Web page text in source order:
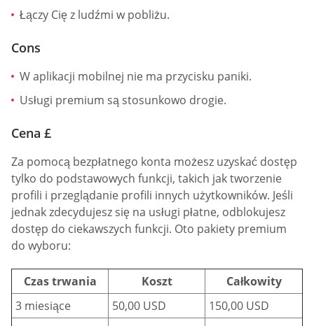
Łączy Cię z ludźmi w pobliżu.
Cons
W aplikacji mobilnej nie ma przycisku paniki.
Usługi premium są stosunkowo drogie.
Cena £
Za pomocą bezpłatnego konta możesz uzyskać dostęp
tylko do podstawowych funkcji, takich jak tworzenie
profili i przeglądanie profili innych użytkowników. Jeśli
jednak zdecydujesz się na usługi płatne, odblokujesz
dostęp do ciekawszych funkcji. Oto pakiety premium
do wyboru:
Czas trwania Koszt
Całkowity
3 miesiące
50,00 USD
150,00 USD